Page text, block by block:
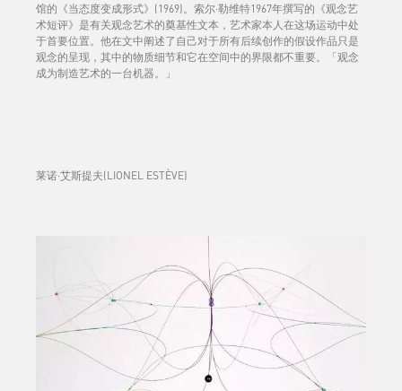
馆的《当态度变成形式》(1969)。索尔·勒维特1967年撰写的《观念艺
术短评》是有关观念艺术的奠基性文本，艺术家本人在这场运动中处
于首要位置。他在文中阐述了自己对于所有后续创作的假设作品只是
观念的呈现，其中的物质细节和它在空间中的界限都不重要。「观念
成为制造艺术的一台机器。」
莱诺·艾斯提夫(LIONEL ESTÈVE)